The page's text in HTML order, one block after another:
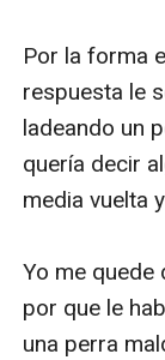
Por la forma
respuesta le
ladeando un
quería decir
media vuelta
Yo me quede
por que le
una perra